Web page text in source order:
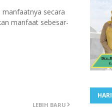
manfaatnya secara
manfaat sebesar-
LEBIH BARU